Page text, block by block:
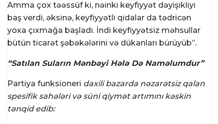
Amma çox təəssüf ki, nəinki keyfiyyət dəyişikliyi
baş verdi, əksinə, keyfiyyətli qidalar da tədricən
yoxa çıxmağa başladı. İndi keyfiyyətsiz məhsullar
bütün ticarət şəbəkələrini və dükanları bürüyüb”.
“Satılan Suların Mənbəyi Hələ Də Naməlumdur”
Partiya funksioneri daxili bazarda nəzarətsiz qalan
spesifik sahələri və süni qiymət artımını kəskin
tənqid edib: